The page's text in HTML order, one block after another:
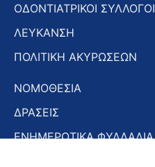
ΟΔΟΝΤΙΑΤΡΙΚΟΙ ΣΥΛΛΟΓΟΙ
ΛΕΥΚΑΝΣΗ
ΠΟΛΙΤΙΚΗ ΑΚΥΡΩΣΕΩΝ
ΝΟΜΟΘΕΣΙΑ
ΔΡΑΣΕΙΣ
ΕΝΗΜΕΡΩΤΙΚΑ ΦΥΛΛΑΔΙΑ